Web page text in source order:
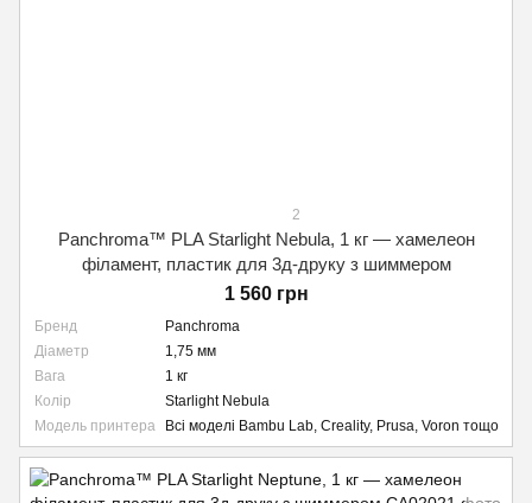
2
Panchroma™ PLA Starlight Nebula, 1 кг — хамелеон
філамент, пластик для 3д-друку з шиммером
1 560 грн
Бренд
Panchroma
Діаметр
1,75 мм
Вага
1 кг
Колір
Starlight Nebula
Модель принтера
Всі моделі Bambu Lab, Creality, Prusa, Voron тощо